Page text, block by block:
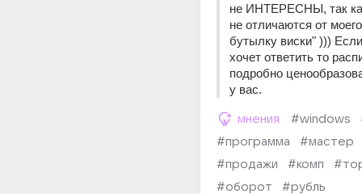
не ИНТЕРЕСНЫ, так
не отличаются от
бутылку виски" )))
хочет ответить то
подробно
у вас.
мнения #windows
#программа
#мастер
#продажи
#комп
#оборот
#рубль